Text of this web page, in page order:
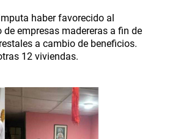
haber favorecido al
empresas madereras a fin de
a cambio de beneficios.
12 viviendas.